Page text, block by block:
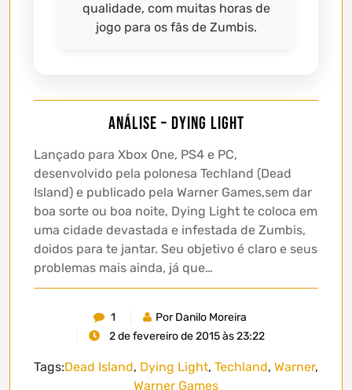
qualidade, com muitas horas de
jogo para os fãs de Zumbis.
Análise – Dying Light
Lançado para Xbox One, PS4 e PC,
desenvolvido pela polonesa Techland (Dead
Island) e publicado pela Warner Games,sem dar
boa sorte ou boa noite, Dying Light te coloca em
uma cidade devastada e infestada de Zumbis,
doidos para te jantar. Seu objetivo é claro e seus
problemas mais ainda, já que…
1
Por Danilo Moreira
2 de fevereiro de 2015 às 23:22
Tags:Dead Island, Dying Light, Techland, Warner,
Warner Games